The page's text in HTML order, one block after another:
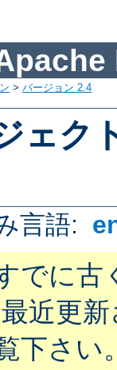
> バージョン 2.4
ェク
言語:
でに古
近更
下さい